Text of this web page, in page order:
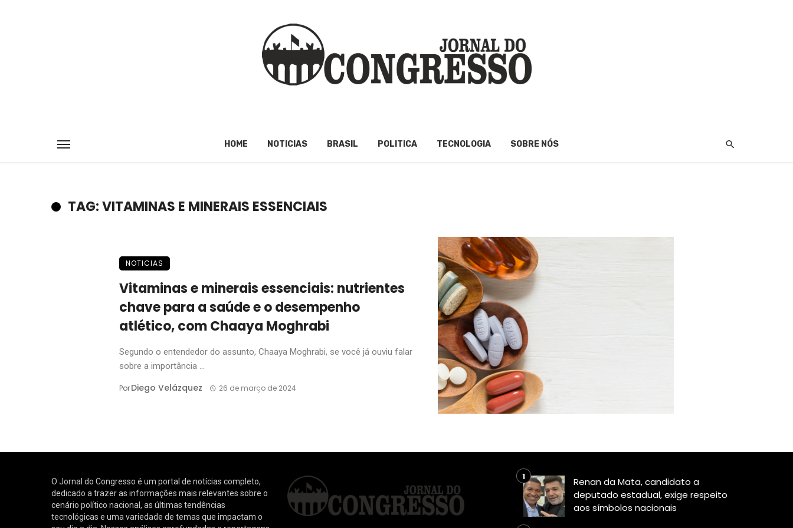
HOME NOTICIAS BRASIL POLITICA TECNOLOGIA SOBRE NÓS
TAG: VITAMINAS E MINERAIS ESSENCIAIS
NOTICIAS
Vitaminas e minerais essenciais: nutrientes
chave para a saúde e o desempenho
atlético, com Chaaya Moghrabi
Segundo o entendedor do assunto, Chaaya Moghrabi, se você já ouviu falar
sobre a importância ...
PorDiego Velázquez 26 de março de 2024
O Jornal do Congresso é um portal de notícias completo,
dedicado a trazer as informações mais relevantes sobre o
cenário político nacional, as últimas tendências
tecnológicas e uma variedade de temas que impactam o
Renan da Mata, candidato a
deputado estadual, exige respeito
aos símbolos nacionais